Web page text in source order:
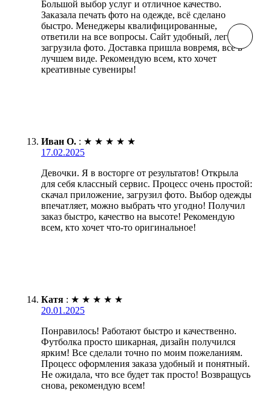
Большой выбор услуг и отличное качество.
Заказала печать фото на одежде, всё сделано
быстро. Менеджеры квалифицированные,
ответили на все вопросы. Сайт удобный, легко
загрузила фото. Доставка пришла вовремя, всё в
лучшем виде. Рекомендую всем, кто хочет
креативные сувениры!
Иван О. : ★ ★ ★ ★ ★
17.02.2025
Девочки. Я в восторге от результатов! Открыла
для себя классный сервис. Процесс очень простой:
скачал приложение, загрузил фото. Выбор одежды
впечатляет, можно выбрать что угодно! Получил
заказ быстро, качество на высоте! Рекомендую
всем, кто хочет что-то оригинальное!
Катя : ★ ★ ★ ★ ★
20.01.2025
Понравилось! Работают быстро и качественно.
Футболка просто шикарная, дизайн получился
ярким! Все сделали точно по моим пожеланиям.
Процесс оформления заказа удобный и понятный.
Не ожидала, что все будет так просто! Возвращусь
снова, рекомендую всем!